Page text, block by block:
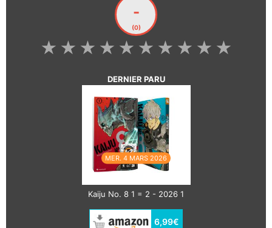
-
(0)
★
★
★
★
★
★
★
★
★
★
DERNIER PARU
MER. 4 MARS 2026
Kaiju No. 8 1 = 2 - 2026 1
6,99€